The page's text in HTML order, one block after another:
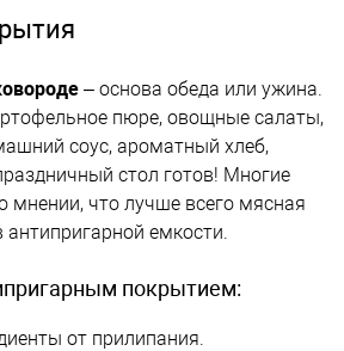
– основа обеда или ужина.
пюре, овощные салаты,
соус, ароматный хлеб,
стол готов! Многие
мнении, что лучше всего мясная
емкости.
покрытием:
от прилипания.